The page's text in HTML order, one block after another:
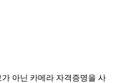
가 아닌 카메라 자격증명을 사